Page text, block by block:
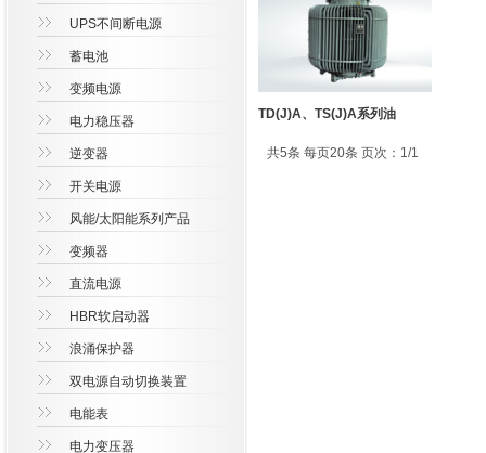
UPS不间断电源
蓄电池
变频电源
电力稳压器
逆变器
开关电源
风能/太阳能系列产品
变频器
直流电源
HBR软启动器
浪涌保护器
双电源自动切换装置
电能表
电力变压器
TD(J)A、TS(J)A系列油
共5条 每页20条 页次：1/1